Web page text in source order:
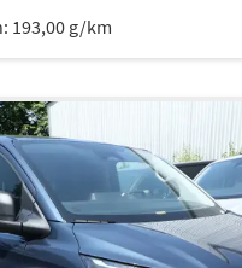
193,00 g/km